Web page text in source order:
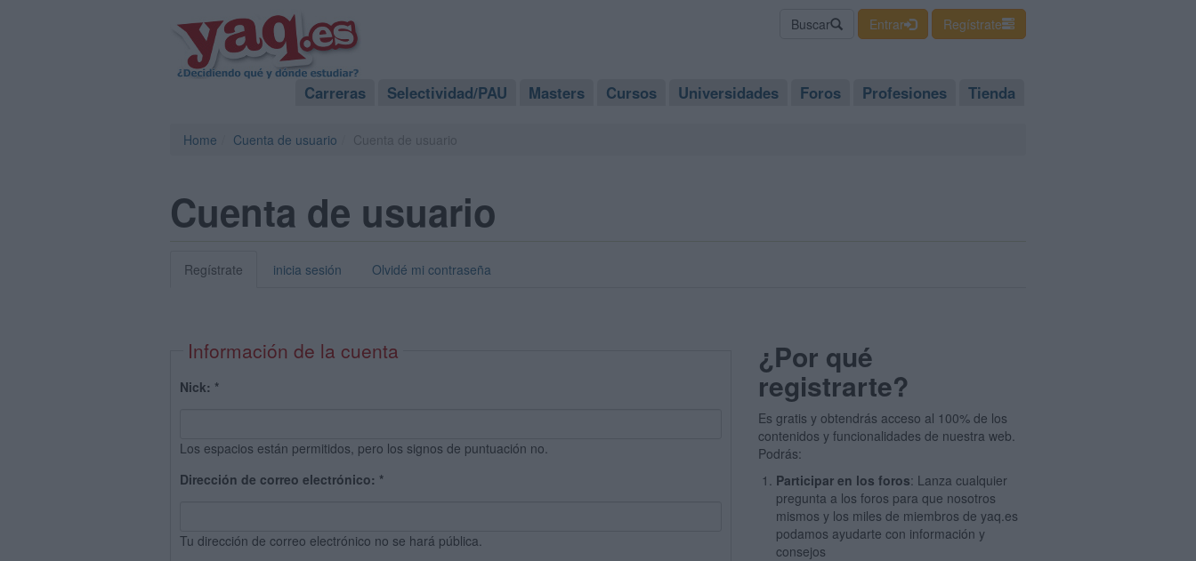
Buscar Entrar Regístrate
Carreras Selectividad/PAU Masters Cursos Universidades Foros Profesiones Tienda
Home Cuenta de usuario
Cuenta de usuario
Regístrate inicia sesión Olvidé mi contraseña
Información de la cuenta
Nick: *
Los espacios están permitidos, pero los signos de puntuación no.
Dirección de correo electrónico: *
Tu dirección de correo electrónico no se hará pública.
¿Por qué
registrarte?
Es gratis y obtendrás acceso al 100% de los
contenidos y funcionalidades de nuestra web.
Podrás:
Participar en los foros: Lanza cualquier
pregunta a los foros para que nosotros
mismos y los miles de miembros de yaq.es
podamos ayudarte con información y
consejos